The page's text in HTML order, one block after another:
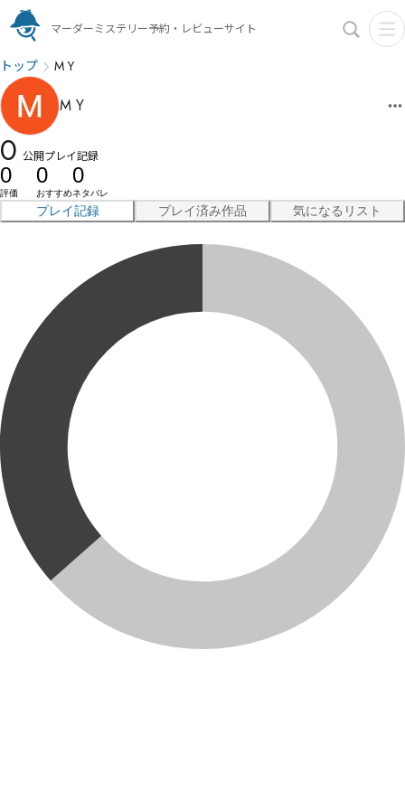
マーダーミステリー予約・レビューサイト
トップ M Y
M Y
0 公開プレイ記録
0
評価
0
おすすめ
0
ネタバレ
プレイ記録 プレイ済み作品 気になるリスト